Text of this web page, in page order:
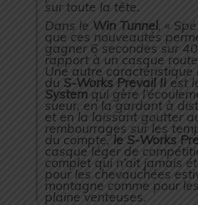
sur toute la tête.
Dans le Win Tunnel, «
que ces nouveautés
gagner 6 secondes sur
rapport à un casque
Une autre caractéristique
du S-Works Prevail II est
System qui gère
sueur, en la gardant à
et en la laissant goutter
rembourrages sur les
du compte,le S-Works
casque léger de
complet qui n’ait jamais
pour les chevauchées
montagne comme pour
plaine venteuses.